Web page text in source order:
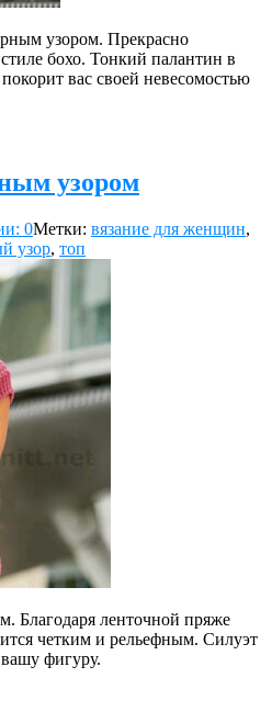
узором. Прекрасно
бохо. Тонкий палантин в
вас своей невесомостью
узором
0Метки: вязание для женщин,
узор, топ
Благодаря ленточной пряже
четким и рельефным. Силуэт
фигуру.